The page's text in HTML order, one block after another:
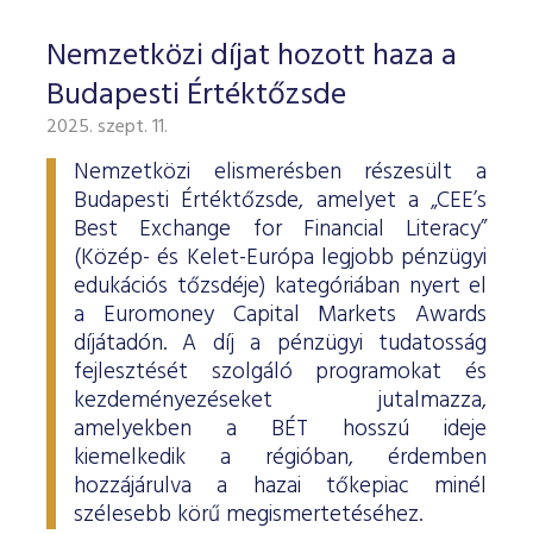
Nemzetközi díjat hozott haza a
Budapesti Értéktőzsde
2025. szept. 11.
Nemzetközi elismerésben részesült a
Budapesti Értéktőzsde, amelyet a „CEE’s
Best Exchange for Financial Literacy”
(Közép- és Kelet-Európa legjobb pénzügyi
edukációs tőzsdéje) kategóriában nyert el
a Euromoney Capital Markets Awards
díjátadón. A díj a pénzügyi tudatosság
fejlesztését szolgáló programokat és
kezdeményezéseket jutalmazza,
amelyekben a BÉT hosszú ideje
kiemelkedik a régióban, érdemben
hozzájárulva a hazai tőkepiac minél
szélesebb körű megismertetéséhez.